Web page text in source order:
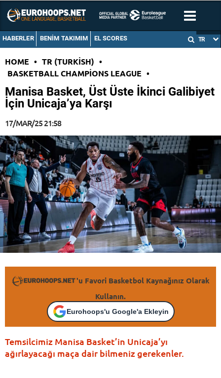
HABERLER BENIM TAKIMIM EL SCORES TR
HOME • TR (TURKISH) •
BASKETBALL CHAMPIONS LEAGUE •
Manisa Basket, Üst Üste İkinci Galibiyet
İçin Unicaja’ya Karşı
17/MAR/25 21:58
'u Favori Basketbol Kaynağınız Olarak
Kullanın.
Eurohoops'u Google'a Ekleyin
Temsilcimiz Manisa Basket’in Unicaja’yı
ağırlayacağı maça dair bilmeniz gerekenler.